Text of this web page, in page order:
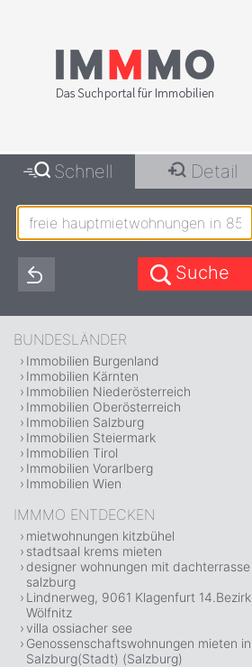
Schnell Detail
BUNDESLÄNDER
Immobilien Burgenland
Immobilien Kärnten
Immobilien Niederösterreich
Immobilien Oberösterreich
Immobilien Salzburg
Immobilien Steiermark
Immobilien Tirol
Immobilien Vorarlberg
Immobilien Wien
IMMMO ENTDECKEN
mietwohnungen kitzbühel
stadtsaal krems mieten
designer wohnungen mit dachterrasse
salzburg
Lindnerweg, 9061 Klagenfurt 14.Bezirk
Wölfnitz
villa ossiacher see
Genossenschaftswohnungen mieten in
Salzburg(Stadt) (Salzburg)